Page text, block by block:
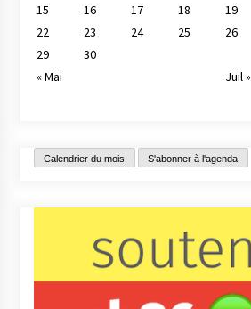
15
16 17 18 19
22
23 24 25 26
29
30
« Mai
Juil »
Calendrier du mois S'abonner à l'agenda